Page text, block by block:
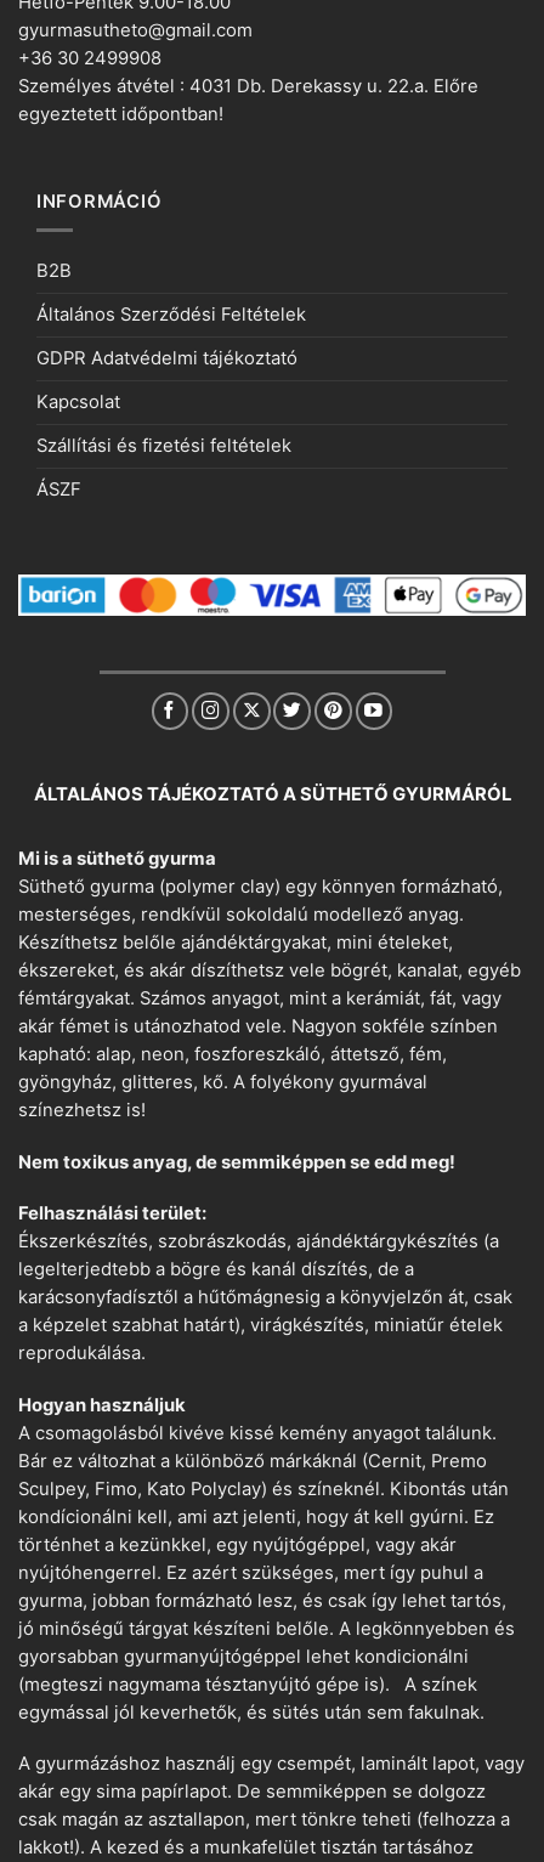
gyurmasutheto@gmail.com
+36 30 2499908
Személyes átvétel : 4031 Db. Derekassy u. 22.a. Előre
egyeztetett időpontban!
INFORMÁCIÓ
B2B
Általános Szerződési Feltételek
GDPR Adatvédelmi tájékoztató
Kapcsolat
Szállítási és fizetési feltételek
ÁSZF
ÁLTALÁNOS TÁJÉKOZTATÓ A SÜTHETŐ GYURMÁRÓL
Mi is a süthető gyurma
Süthető gyurma (polymer clay) egy könnyen formázható,
mesterséges, rendkívül sokoldalú modellező anyag.
Készíthetsz belőle ajándéktárgyakat, mini ételeket,
ékszereket, és akár díszíthetsz vele bögrét, kanalat, egyéb
fémtárgyakat. Számos anyagot, mint a kerámiát, fát, vagy
akár fémet is utánozhatod vele. Nagyon sokféle színben
kapható: alap, neon, foszforeszkáló, áttetsző, fém,
gyöngyház, glitteres, kő. A folyékony gyurmával
színezhetsz is!
Nem toxikus anyag, de semmiképpen se edd meg!
Felhasználási terület:
Ékszerkészítés, szobrászkodás, ajándéktárgykészítés (a
legelterjedtebb a bögre és kanál díszítés, de a
karácsonyfadísztől a hűtőmágnesig a könyvjelzőn át, csak
a képzelet szabhat határt), virágkészítés, miniatűr ételek
reprodukálása.
Hogyan használjuk
A csomagolásból kivéve kissé kemény anyagot találunk.
Bár ez változhat a különböző márkáknál (Cernit, Premo
Sculpey, Fimo, Kato Polyclay) és színeknél. Kibontás után
kondícionálni kell, ami azt jelenti, hogy át kell gyúrni. Ez
történhet a kezünkkel, egy nyújtógéppel, vagy akár
nyújtóhengerrel. Ez azért szükséges, mert így puhul a
gyurma, jobban formázható lesz, és csak így lehet tartós,
jó minőségű tárgyat készíteni belőle. A legkönnyebben és
gyorsabban gyurmanyújtógéppel lehet kondicionálni
(megteszi nagymama tésztanyújtó gépe is). A színek
egymással jól keverhetők, és sütés után sem fakulnak.
A gyurmázáshoz használj egy csempét, laminált lapot, vagy
akár egy sima papírlapot. De semmiképpen se dolgozz
csak magán az asztallapon, mert tönkre teheti (felhozza a
lakkot!). A kezed és a munkafelület tisztán tartásához